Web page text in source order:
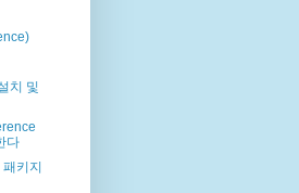
치 및
다
키지